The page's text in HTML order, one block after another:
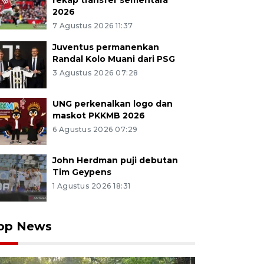
2026
7 Agustus 2026 11:37
Juventus permanenkan
Randal Kolo Muani dari PSG
3 Agustus 2026 07:28
UNG perkenalkan logo dan
maskot PKKMB 2026
6 Agustus 2026 07:29
John Herdman puji debutan
Tim Geypens
1 Agustus 2026 18:31
News